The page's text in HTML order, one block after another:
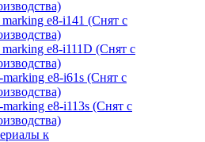
marking e8-i141 (Снят с
marking e8-i111D (Снят с
marking e8-i61s (Снят с
marking e8-i113s (Снят с
к